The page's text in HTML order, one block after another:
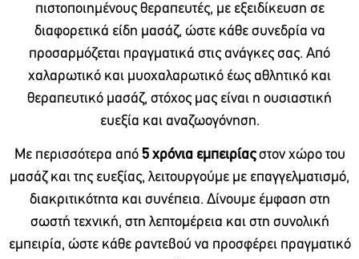
πιστοποιημένους θεραπευτές, με εξειδίκευση σε
διαφορετικά είδη μασάζ, ώστε κάθε συνεδρία να
προσαρμόζεται πραγματικά στις ανάγκες σας. Από
χαλαρωτικό και μυοχαλαρωτικό έως αθλητικό και
θεραπευτικό μασάζ, στόχος μας είναι η ουσιαστική
ευεξία και αναζωογόνηση.
Με περισσότερα από 5 χρόνια εμπειρίαςστον χώρο του
μασάζ και της ευεξίας, λειτουργούμε με επαγγελματισμό,
διακριτικότητα και συνέπεια. Δίνουμε έμφαση στη
σωστή τεχνική, στη λεπτομέρεια και στη συνολική
εμπειρία, ώστε κάθε ραντεβού να προσφέρει πραγματικό